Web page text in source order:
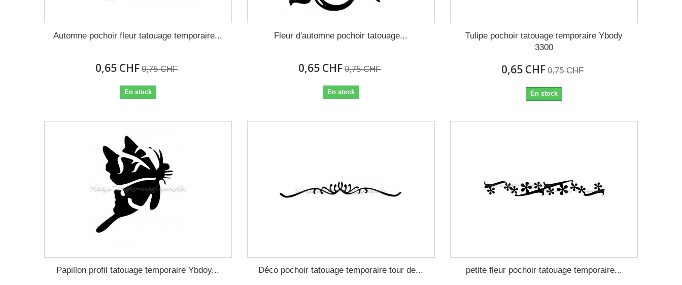
Automne pochoir fleur tatouage temporaire...
0,65 CHF 0,75 CHF
En stock
Fleur d'automne pochoir tatouage...
0,65 CHF 0,75 CHF
En stock
Tulipe pochoir tatouage temporaire Ybody
3300
0,65 CHF 0,75 CHF
En stock
Papillon profil tatouage temporaire Ybdoy... Déco pochoir tatouage temporaire tour de... petite fleur pochoir tatouage temporaire...